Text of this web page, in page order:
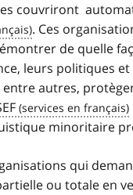
couvriront
. Ces
de quelle
leurs politiques
autres,
minoritaire
qui
ou totale en